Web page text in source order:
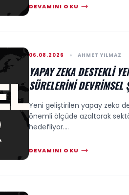
DEVAMINI OKU
06.08.2026 AHMET YILMAZ
YAPAY ZEKA DESTEKLI
SÜRELERINI DEVRIMSEL
Yeni geliştirilen yapay zeka
önemli ölçüde azaltarak
hedefliyor....
DEVAMINI OKU